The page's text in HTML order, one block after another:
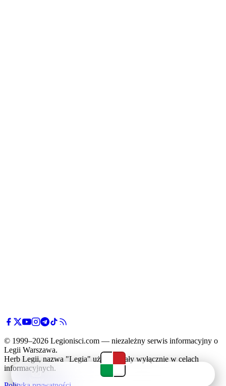
© 1999–2026 Legionisci.com — niezależny serwis informacyjny o
Legii Warszawa.
Herb Legii, nazwa "Legia" użyte zostały wyłącznie w celach
informacyjnych.